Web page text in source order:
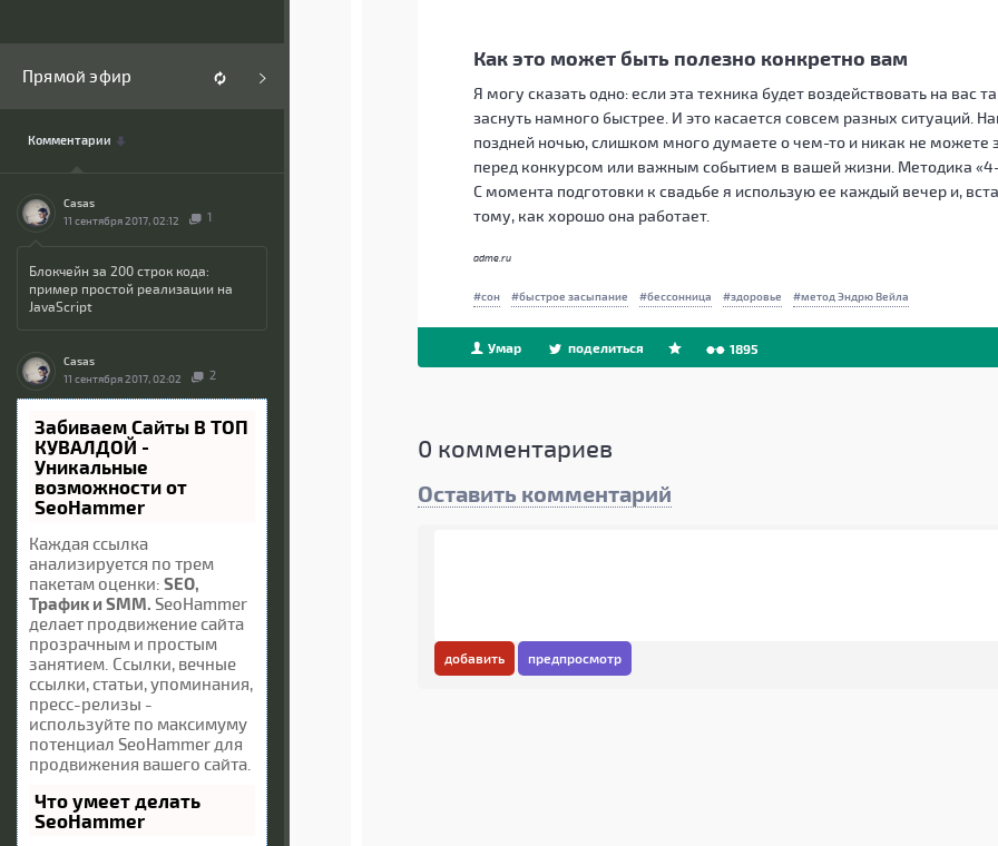
Прямой эфир
Комментарии
Casas
11 сентября 2017, 02:12
1
Блокчейн за 200 строк кода:
пример простой реализации на
JavaScript
Casas
11 сентября 2017, 02:02
2
Забиваем Сайты В ТОП
КУВАЛДОЙ -
Уникальные
возможности от
SeoHammer
Каждая ссылка
анализируется по трем
пакетам оценки: SEO,
Трафик и SMM. SeoHammer
делает продвижение сайта
прозрачным и простым
занятием. Ссылки, вечные
ссылки, статьи, упоминания,
пресс-релизы -
используйте по максимуму
потенциал SeoHammer для
продвижения вашего сайта.
Что умеет делать
SeoHammer
Как это может быть полезно конкретно вам
Я могу сказать одно: если эта техника будет воздействовать на вас
заснуть намного быстрее. И это касается совсем разных ситуаций.
поздней ночью, слишком много думаете о чем-то и никак не можете
перед конкурсом или важным событием в вашей жизни. Методика
С момента подготовки к свадьбе я использую ее каждый вечер и,
тому, как хорошо она работает.
adme.ru
сон быстрое засыпание бессонница здоровье метод Эндрю Вейла
Умар поделиться 1895
0 комментариев
Оставить комментарий
добавить предпросмотр